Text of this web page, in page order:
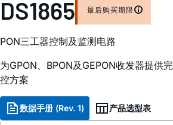
DS1865 最后购买期限
PON三工器控制及监测电路
为GPON、BPON及GEPON收发器提供
控方案
数据手册 (Rev. 1) 产品选型表